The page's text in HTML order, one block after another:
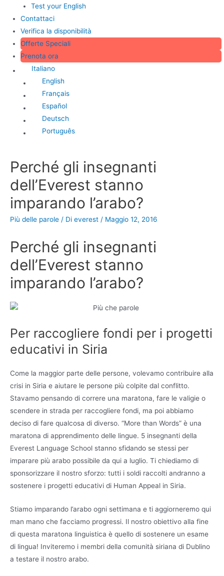
Test your English
Contattaci
Verifica la disponibilità
Offerte Speciali
Prenota ora
Italiano
English
Français
Español
Deutsch
Português
Perché gli insegnanti
dell’Everest stanno
imparando l’arabo?
Più delle parole / Di everest / Maggio 12, 2016
Perché gli insegnanti
dell’Everest stanno
imparando l’arabo?
Per raccogliere fondi per i progetti
educativi in Siria
Come la maggior parte delle persone, volevamo contribuire alla
crisi in Siria e aiutare le persone più colpite dal conflitto.
Stavamo pensando di correre una maratona, fare le valigie o
scendere in strada per raccogliere fondi, ma poi abbiamo
deciso di fare qualcosa di diverso. “More than Words” è una
maratona di apprendimento delle lingue. 5 insegnanti della
Everest Language School stanno sfidando se stessi per
imparare più arabo possibile da qui a luglio. Ti chiediamo di
sponsorizzare il nostro sforzo: tutti i soldi raccolti andranno a
sostenere i progetti educativi di Human Appeal in Siria.
Stiamo imparando l’arabo ogni settimana e ti aggiorneremo qui
man mano che facciamo progressi. Il nostro obiettivo alla fine
di questa maratona linguistica è quello di sostenere un esame
di lingua! Inviteremo i membri della comunità siriana di Dublino
a testare il nostro arabo.